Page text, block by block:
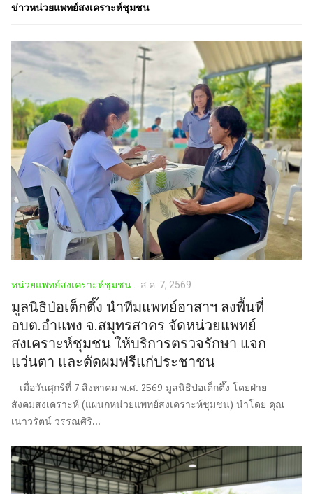
ข่าวหน่วยแพทย์สงเคราะห์ชุมชน
หน่วยแพทย์สงเคราะห์ชุมชน ส.ค. 7, 2569
มูลนิธิป่อเต็กตึ๊ง นำทีมแพทย์อาสาฯ ลงพื้นที่
อบต.อำแพง จ.สมุทรสาคร จัดหน่วยแพทย์
สงเคราะห์ชุมชน ให้บริการตรวจรักษา แจก
แว่นตา และตัดผมฟรีแก่ประชาชน
เมื่อวันศุกร์ที่ 7 สิงหาคม พ.ศ. 2569 มูลนิธิป่อเต็กตึ๊ง โดยฝ่าย
สังคมสงเคราะห์ (แผนกหน่วยแพทย์สงเคราะห์ชุมชน) นำโดย คุณ
เนาวรัตน์ วรรณศิริ...